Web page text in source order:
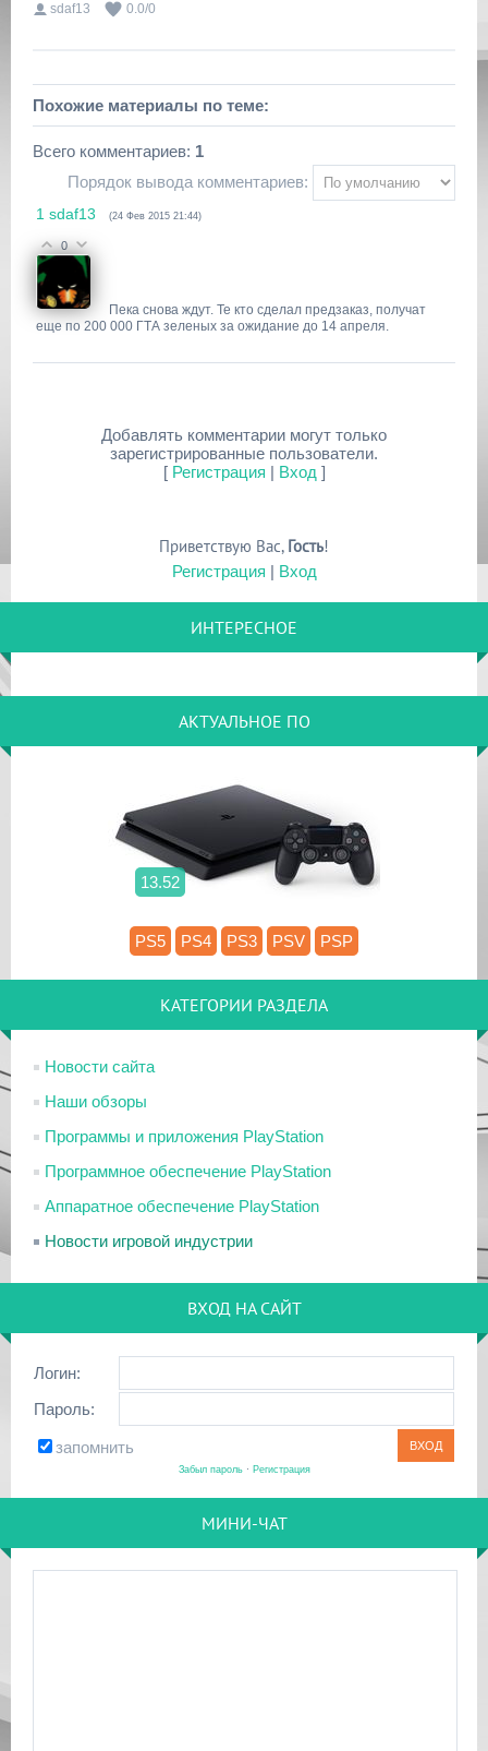
sdaf13
0.0/0
Похожие материалы по теме:
Всего комментариев: 1
Порядок вывода комментариев:
1 sdaf13 (24 Фев 2015 21:44)
0
Пека снова ждут. Те кто сделал предзаказ, получат
еще по 200 000 ГТА зеленых за ожидание до 14 апреля.
Добавлять комментарии могут только
зарегистрированные пользователи.
[ Регистрация | Вход ]
Приветствую Вас, Гость!
Регистрация | Вход
ИНТЕРЕСНОЕ
АКТУАЛЬНОЕ ПО
13.52
PS5 PS4 PS3 PSV PSP
КАТЕГОРИИ РАЗДЕЛА
Новости сайта
Наши обзоры
Программы и приложения PlayStation
Программное обеспечение PlayStation
Аппаратное обеспечение PlayStation
Новости игровой индустрии
ВХОД НА САЙТ
Логин:
Пароль:
запомнить
Забыл пароль· Регистрация
МИНИ-ЧАТ